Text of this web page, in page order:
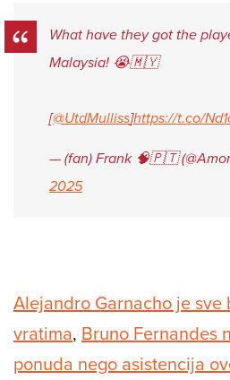
What have they got the
Malaysia! 😭🇲🇾
[@UtdMulliss]https://t.co/
— (fan) Frank 🧠🇵🇹
2025
Alejandro Garnacho je sve
vratima, Bruno Fernandes
ponuda nego asistencija